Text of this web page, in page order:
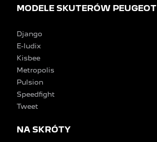
MODELE SKUTERÓW PEUGEOT
Django
E-ludix
Kisbee
Metropolis
Pulsion
Speedfight
Tweet
NA SKRÓTY